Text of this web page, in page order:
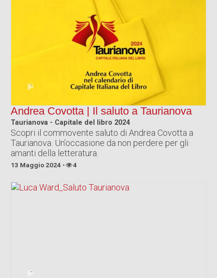
Andrea Covotta | Il saluto a Taurianova
Taurianova - Capitale del libro 2024
Scopri il commovente saluto di Andrea Covotta a
Taurianova. Un’occasione da non perdere per gli
amanti della letteratura.
13 Maggio 2024 4